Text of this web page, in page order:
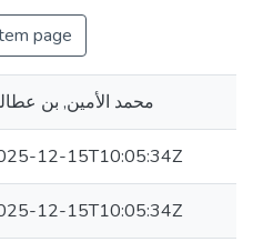
page
محمد الأمين, بن
12-15T10:05:34Z
12-15T10:05:34Z